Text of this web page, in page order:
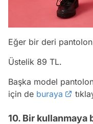
Eğer bir deri
Üstelik 89 TL.
Başka model
için de buraya
10. Bir kullanmaya